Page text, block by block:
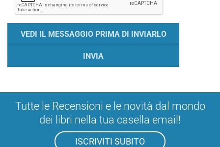
Tutte le Recensioni e le novità dal mondo
dei libri nella tua casella email!
ISCRIVITI SUBITO